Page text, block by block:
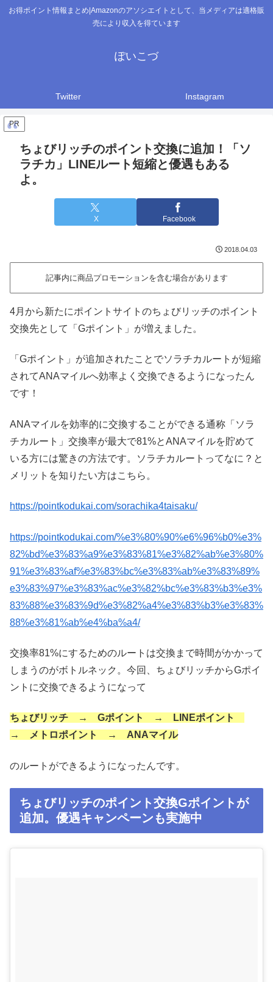
お得ポイント情報まとめ|Amazonのアソシエイトとして、当メディアは適格販
売により収入を得ています
ぽいこづ
Twitter Instagram
PR
ちょびリッチのポイント交換に追加！「ソ
ラチカ」LINEルート短縮と優遇もある
よ。
X Facebook
2018.04.03
記事内に商品プロモーションを含む場合があります
4月から新たにポイントサイトのちょびリッチのポイント
交換先として「Gポイント」が増えました。
「Gポイント」が追加されたことでソラチカルートが短縮
されてANAマイルへ効率よく交換できるようになったん
です！
ANAマイルを効率的に交換することができる通称「ソラ
チカルート」交換率が最大で81%とANAマイルを貯めて
いる方には驚きの方法です。ソラチカルートってなに？と
メリットを知りたい方はこちら。
https://pointkodukai.com/sorachika4taisaku/
https://pointkodukai.com/%e3%80%90%e6%96%b0%e3%
82%bd%e3%83%a9%e3%83%81%e3%82%ab%e3%80%
91%e3%83%af%e3%83%bc%e3%83%ab%e3%83%89%
e3%83%97%e3%83%ac%e3%82%bc%e3%83%b3%e3%
83%88%e3%83%9d%e3%82%a4%e3%83%b3%e3%83%
88%e3%81%ab%e4%ba%a4/
交換率81%にするためのルートは交換まで時間がかかって
しまうのがボトルネック。今回、ちょびリッチからGポイ
ントに交換できるようになって
ちょびリッチ → Gポイント → LINEポイント
→ メトロポイント → ANAマイル
のルートができるようになったんです。
ちょびリッチのポイント交換Gポイントが
追加。優遇キャンペーンも実施中